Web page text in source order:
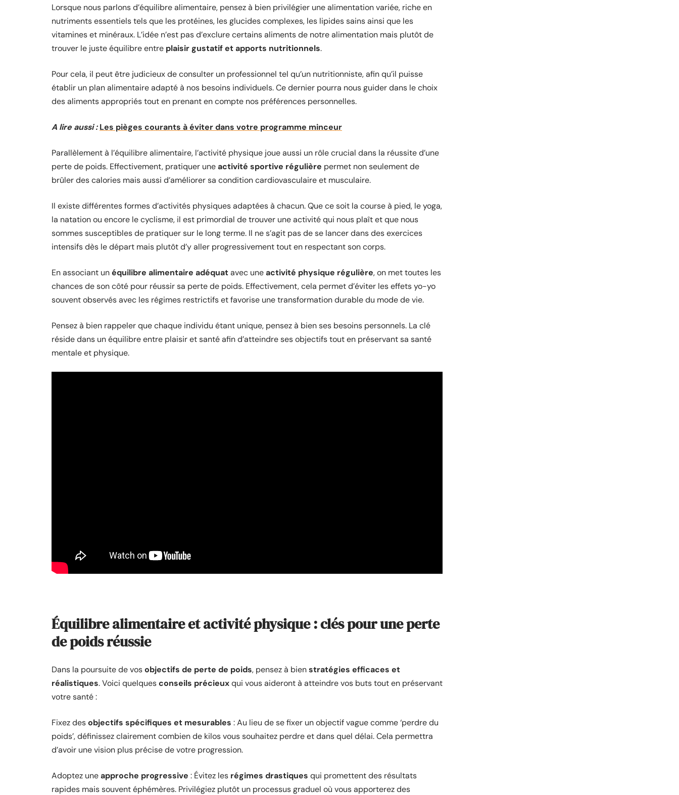
Lorsque nous parlons d’équilibre alimentaire, pensez à bien privilégier une alimentation variée, riche en
nutriments essentiels tels que les protéines, les glucides complexes, les lipides sains ainsi que les
vitamines et minéraux. L’idée n’est pas d’exclure certains aliments de notre alimentation mais plutôt de
trouver le juste équilibre entre plaisir gustatif et apports nutritionnels.
Pour cela, il peut être judicieux de consulter un professionnel tel qu’un nutritionniste, afin qu’il puisse
établir un plan alimentaire adapté à nos besoins individuels. Ce dernier pourra nous guider dans le choix
des aliments appropriés tout en prenant en compte nos préférences personnelles.
A lire aussi : Les pièges courants à éviter dans votre programme minceur
Parallèlement à l’équilibre alimentaire, l’activité physique joue aussi un rôle crucial dans la réussite d’une
perte de poids. Effectivement, pratiquer uneactivité sportive régulière permet non seulement de
brûler des calories mais aussi d’améliorer sa condition cardiovasculaire et musculaire.
Il existe différentes formes d’activités physiques adaptées à chacun. Que ce soit la course à pied, le yoga,
la natation ou encore le cyclisme, il est primordial de trouver une activité qui nous plaît et que nous
sommes susceptibles de pratiquer sur le long terme. Il ne s’agit pas de se lancer dans des exercices
intensifs dès le départ mais plutôt d’y aller progressivement tout en respectant son corps.
En associant unéquilibre alimentaire adéquatavec uneactivité physique régulière, on met toutes les
chances de son côté pour réussir sa perte de poids. Effectivement, cela permet d’éviter les effets yo-yo
souvent observés avec les régimes restrictifs et favorise une transformation durable du mode de vie.
Pensez à bien rappeler que chaque individu étant unique, pensez à bien ses besoins personnels. La clé
réside dans un équilibre entre plaisir et santé afin d’atteindre ses objectifs tout en préservant sa santé
mentale et physique.
Équilibre alimentaire et activité physique : clés pour une perte
de poids réussie
Dans la poursuite de vosobjectifs de perte de poids, pensez à bienstratégies efficaces et
réalistiques. Voici quelquesconseils précieuxqui vous aideront à atteindre vos buts tout en préservant
votre santé :
Fixez desobjectifs spécifiques et mesurables : Au lieu de se fixer un objectif vague comme ‘perdre du
poids’, définissez clairement combien de kilos vous souhaitez perdre et dans quel délai. Cela permettra
d’avoir une vision plus précise de votre progression.
Adoptez uneapproche progressive : Évitez les régimes drastiques qui promettent des résultats
rapides mais souvent éphémères. Privilégiez plutôt un processus graduel où vous apporterez des